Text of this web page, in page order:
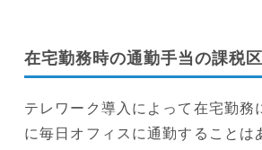
在宅勤務時の通勤手当の課税
テレワーク導入によって在宅勤務
に毎日オフィスに通勤することは